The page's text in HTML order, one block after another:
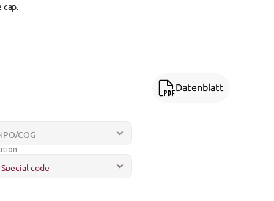
cap.
Datenblatt